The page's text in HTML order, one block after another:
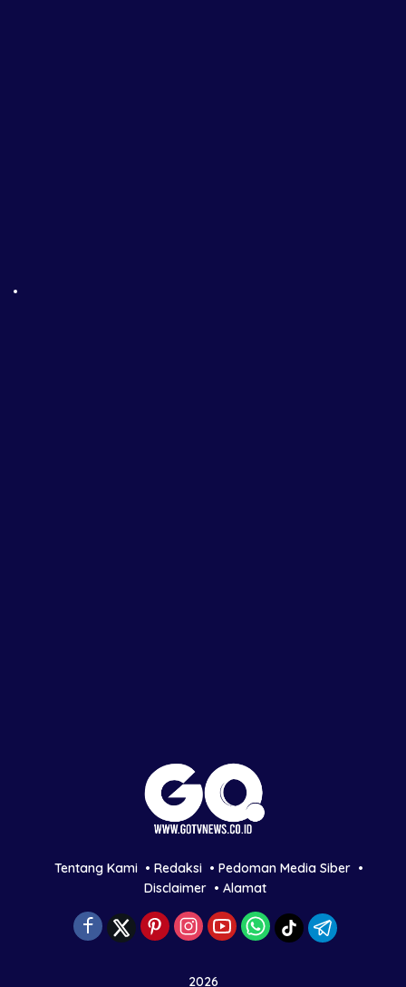
Tentang Kami Redaksi
Pedoman Media Siber
Disclaimer
Alamat
2026